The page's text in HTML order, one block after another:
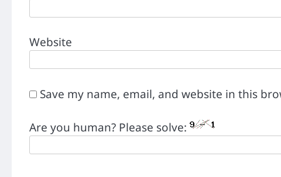
Website
Save my name, email, and website in this
Are you human? Please solve: